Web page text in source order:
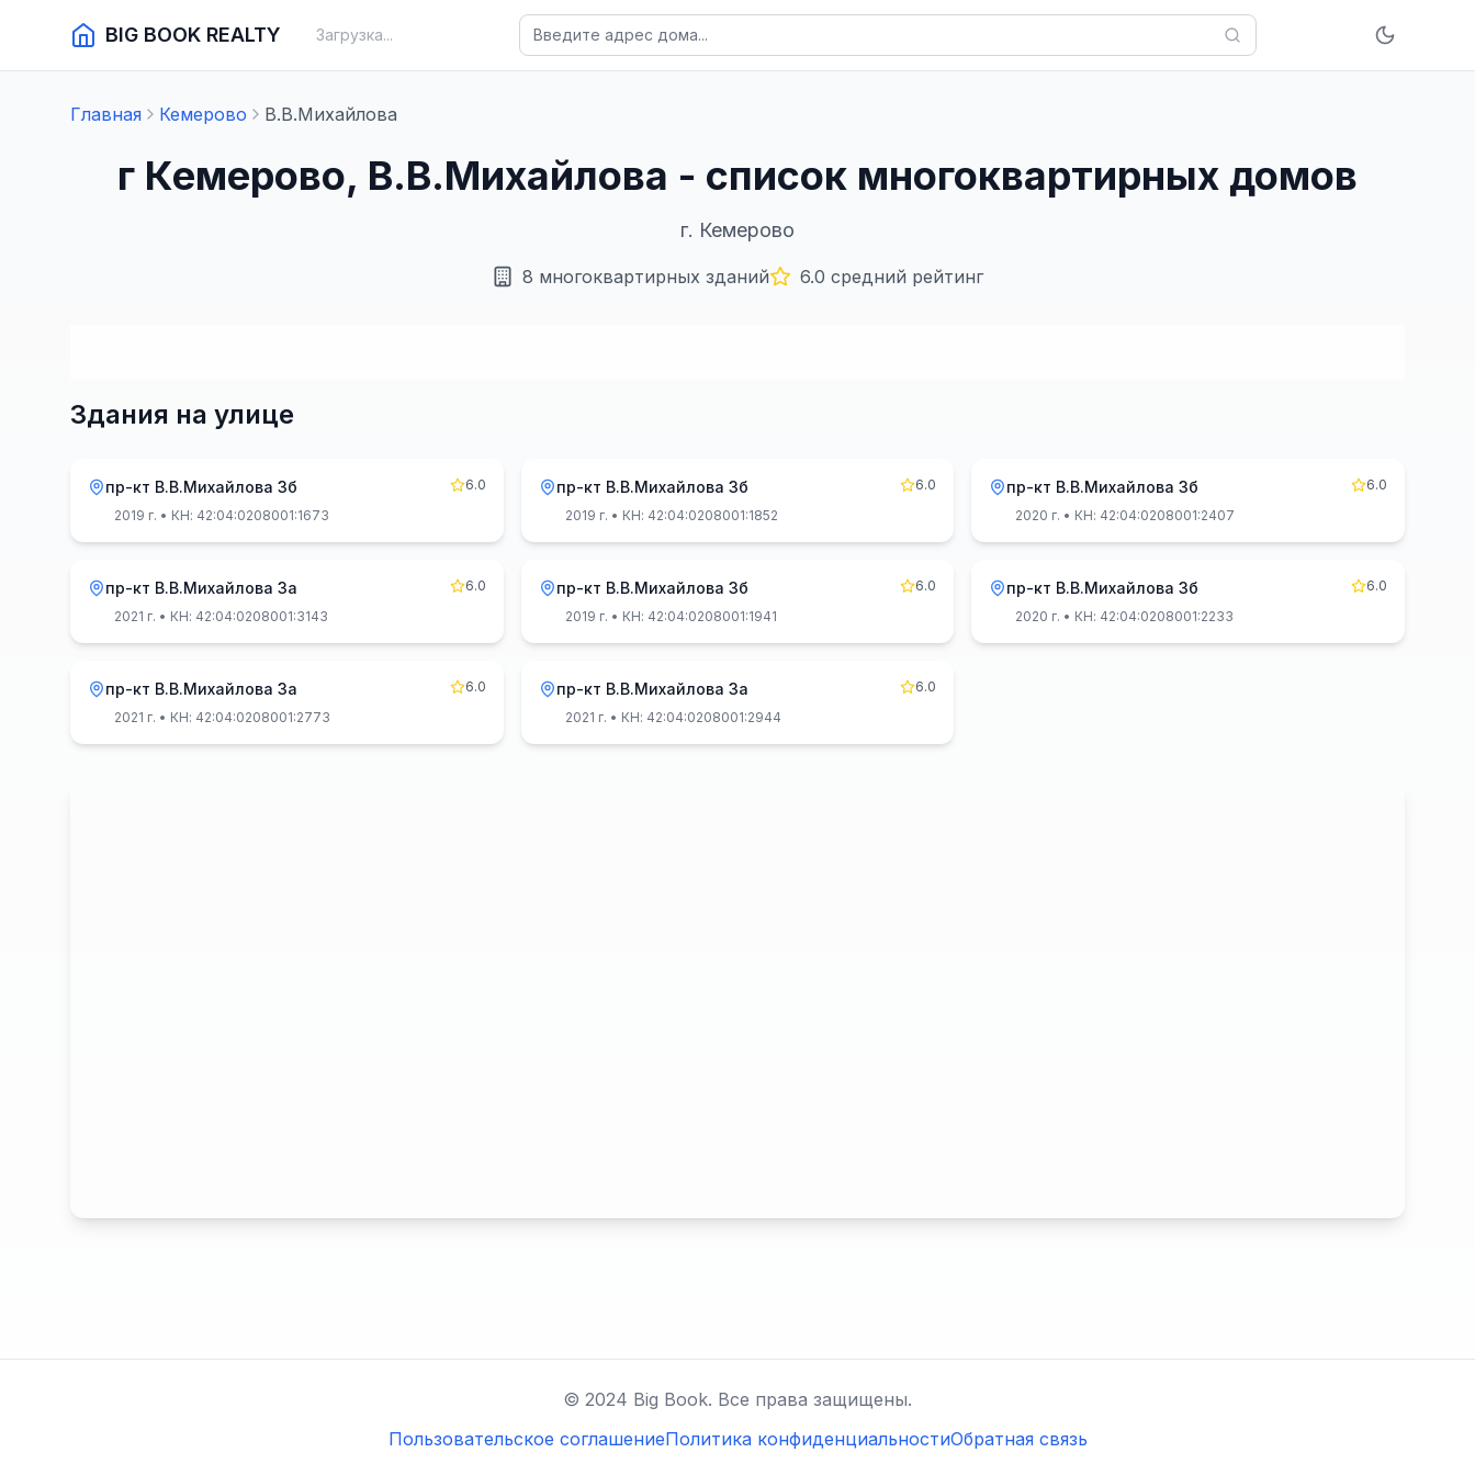
BIG BOOK REALTY Загрузка...
Главная Кемерово В.В.Михайлова
г Кемерово, В.В.Михайлова - список многоквартирных домов
г. Кемерово
8 многоквартирных зданий 6.0 средний рейтинг
Здания на улице
пр-кт В.В.Михайлова 3б
6.0
2019 г. • КН: 42:04:0208001:1673
пр-кт В.В.Михайлова 3б
6.0
2019 г. • КН: 42:04:0208001:1852
пр-кт В.В.Михайлова 3б
6.0
2020 г. • КН: 42:04:0208001:2407
пр-кт В.В.Михайлова 3а
6.0
2021 г. • КН: 42:04:0208001:3143
пр-кт В.В.Михайлова 3б
6.0
2019 г. • КН: 42:04:0208001:1941
пр-кт В.В.Михайлова 3б
6.0
2020 г. • КН: 42:04:0208001:2233
пр-кт В.В.Михайлова 3а
6.0
2021 г. • КН: 42:04:0208001:2773
пр-кт В.В.Михайлова 3а
6.0
2021 г. • КН: 42:04:0208001:2944
© 2024 Big Book. Все права защищены.
Пользовательское соглашениеПолитика конфиденциальностиОбратная связь